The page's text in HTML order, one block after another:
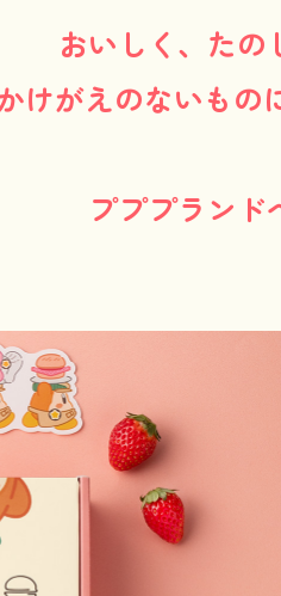
おいしく、た
けがえのないもの
プププランド